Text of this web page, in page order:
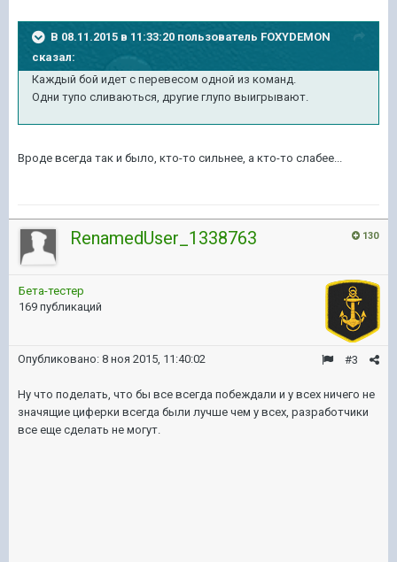
В 08.11.2015 в 11:33:20 пользователь FOXYDEMON
сказал:
Каждый бой идет с перевесом одной из команд.
Одни тупо сливаються, другие глупо выигрывают.
Вроде всегда так и было, кто-то сильнее, а кто-то слабее...
130
RenamedUser_1338763
Бета-тестер
169 публикаций
#3
Опубликовано: 8 ноя 2015, 11:40:02
Ну что поделать, что бы все всегда побеждали и у всех ничего не
значящие циферки всегда были лучше чем у всех, разработчики
все еще сделать не могут.